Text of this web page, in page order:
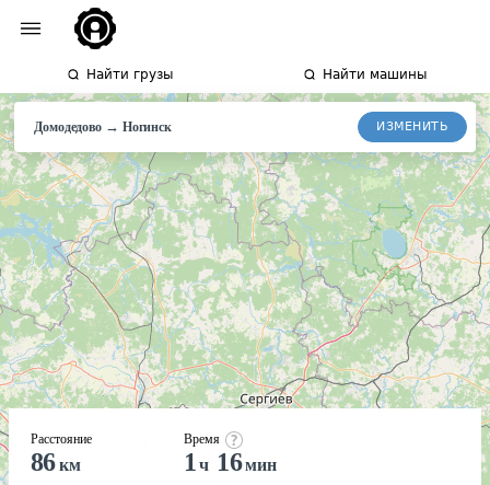
Найти грузы Найти машины
Домодедово → Ногинск ИЗМЕНИТЬ
Расстояние
86км
Время
1 ч 16мин